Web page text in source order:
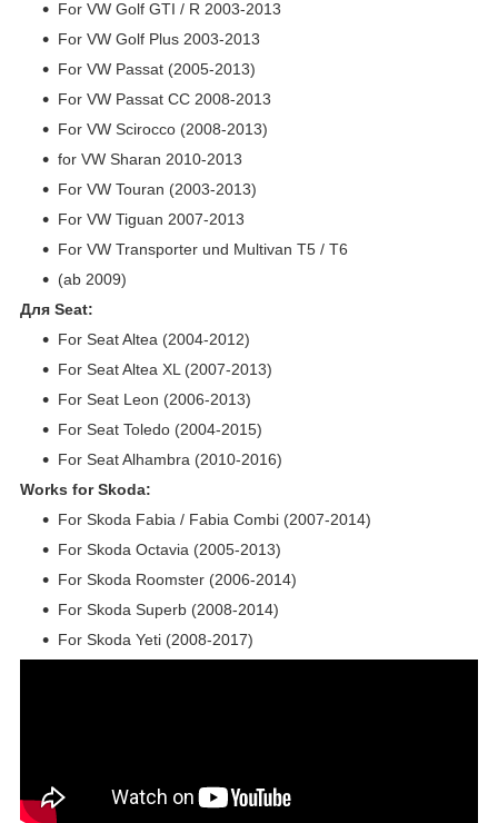
For VW Golf GTI / R 2003-2013
For VW Golf Plus 2003-2013
For VW Passat (2005-2013)
For VW Passat CC 2008-2013
For VW Scirocco (2008-2013)
for VW Sharan 2010-2013
For VW Touran (2003-2013)
For VW Tiguan 2007-2013
For VW Transporter und Multivan T5 / T6
(ab 2009)
Для Seat:
For Seat Altea (2004-2012)
For Seat Altea XL (2007-2013)
For Seat Leon (2006-2013)
For Seat Toledo (2004-2015)
For Seat Alhambra (2010-2016)
Works for Skoda:
For Skoda Fabia / Fabia Combi (2007-2014)
For Skoda Octavia (2005-2013)
For Skoda Roomster (2006-2014)
For Skoda Superb (2008-2014)
For Skoda Yeti (2008-2017)